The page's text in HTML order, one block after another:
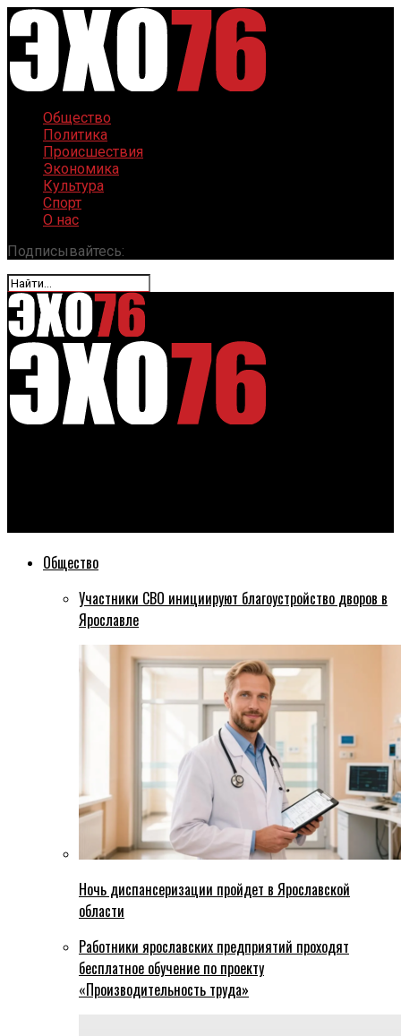
Общество
Политика
Происшествия
Экономика
Культура
Спорт
О нас
Подписывайтесь:
Общество
Участники СВО инициируют благоустройство дворов в
Ярославле
Ночь диспансеризации пройдет в Ярославской
области
Работники ярославских предприятий проходят
бесплатное обучение по проекту
«Производительность труда»